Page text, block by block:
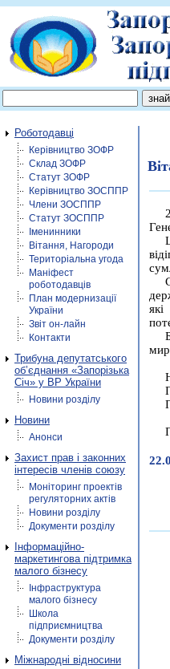
Роботодавці
Керівництво ЗОФР
Склад ЗОФР
Статут ЗОФР
Керівництво ЗОСППР
Члени ЗОСППР
Статут ЗОСППР
Іменинники
Вітання, Нагороди
Територіальна угода
Маніфест
роботодавців
План модернизації
України
Звіт он-лайн
Контакти
Трибуна депутатського
об’єднання «Запорізька
Січ» у ВР України
Новини розділу
Новини
Анонси
Захист прав і законних
інтересів членів союзу
Моніторинг проектів
регуляторних актів
Новини розділу
Документи розділу
Інформаційно-
маркетингова підтримка
малого бізнесу
Інфраструктура
малого бізнесу
Школа
підприємництва
Документи розділу
Міжнародні відносини